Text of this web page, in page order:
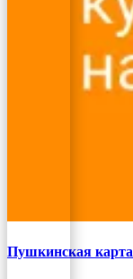
Пушкинская карта